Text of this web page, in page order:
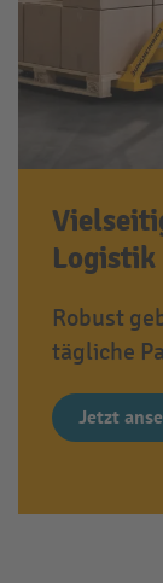
Logistik
Robust
tägliche
Jetzt